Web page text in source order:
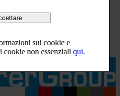
sui cookie e
cookie non essenzialiqui.